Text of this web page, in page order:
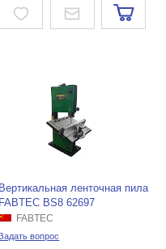
Вертикальная ленточная пила
FABTEC BS8 62697
FABTEC
вопрос